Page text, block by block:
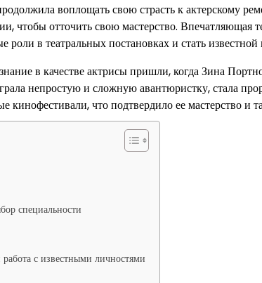
воплощать свою страсть к актерскому
чтобы отточить свою мастерство. Впечатляющая
в театральных постановках и стать известной
в качестве актрисы пришли, когда Зина
непростую и сложную авантюристку, стала
что подтвердило ее мастерство и
специальности
с известными личностями